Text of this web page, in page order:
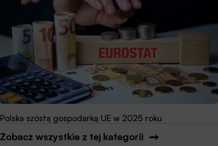
Polska szóstą gospodarką UE w 2025 roku
Zobacz wszystkie z tej kategorii